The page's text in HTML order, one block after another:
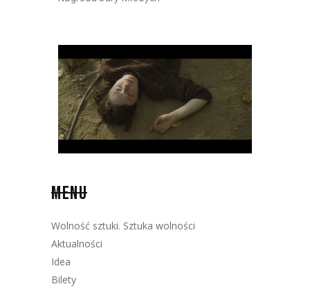
MENU
Wolność sztuki. Sztuka wolności
Aktualności
Idea
Bilety